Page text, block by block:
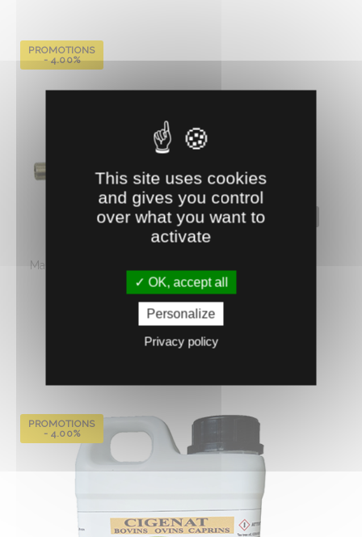
PROMOTIONS
- 4.00%
1000780
BLOC FLOTTEUR INOX
Maintient le niveau d'eau constant dans un bac par un
mécanisme de ...
43.13 €HT
PROMOTIONS
- 4.00%
This site uses cookies
and gives you control
over what you want to
activate
OK, accept all
Personalize
Privacy policy